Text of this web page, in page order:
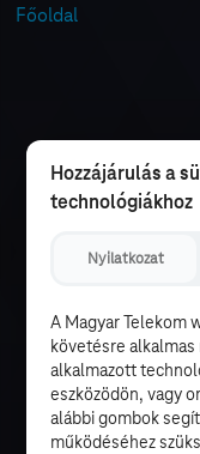
Főoldal
Hozzájárulás a
technológiákhoz
Nyilatkozat
A Magyar Telekom
követésre
alkalmazott
eszközödön, vagy
alábbi gombok
működéséhez